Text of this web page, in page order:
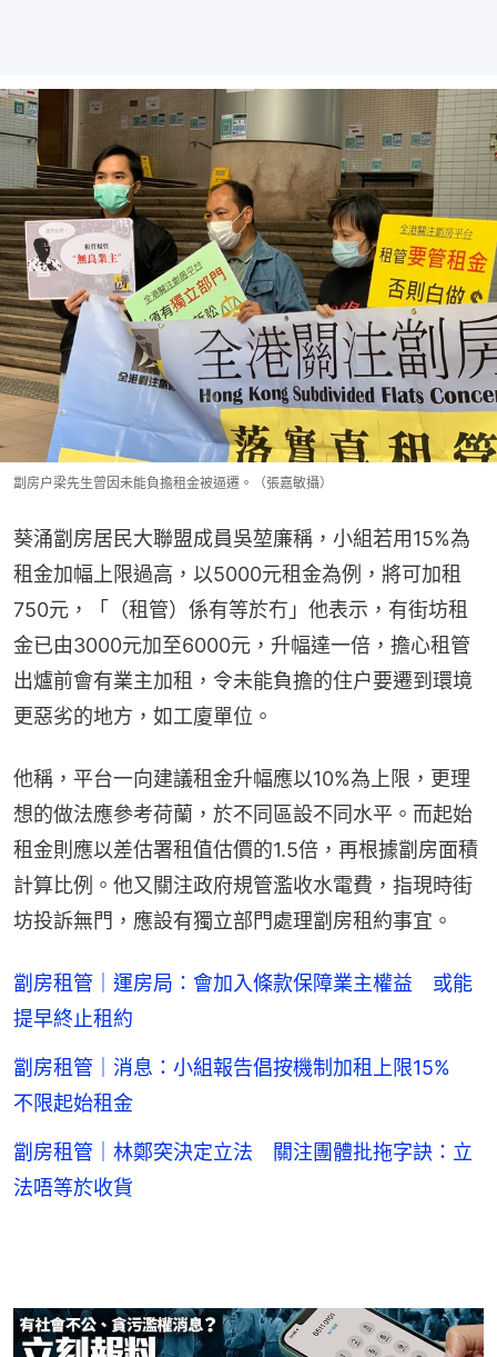
劏房户梁先生曾因未能負擔租金被逼遷。（張嘉敏攝）
葵涌劏房居民大聯盟成員吳堃廉稱，小組若用15%為
租金加幅上限過高，以5000元租金為例，將可加租
750元，「（租管）係有等於冇」他表示，有街坊租
金已由3000元加至6000元，升幅達一倍，擔心租管
出爐前會有業主加租，令未能負擔的住户要遷到環境
更惡劣的地方，如工廈單位。
他稱，平台一向建議租金升幅應以10%為上限，更理
想的做法應參考荷蘭，於不同區設不同水平。而起始
租金則應以差估署租值估價的1.5倍，再根據劏房面積
計算比例。他又關注政府規管濫收水電費，指現時街
坊投訴無門，應設有獨立部門處理劏房租約事宜。
劏房租管｜運房局：會加入條款保障業主權益 或能
提早終止租約
劏房租管｜消息：小組報告倡按機制加租上限15%
不限起始租金
劏房租管｜林鄭突決定立法 關注團體批拖字訣：立
法唔等於收貨